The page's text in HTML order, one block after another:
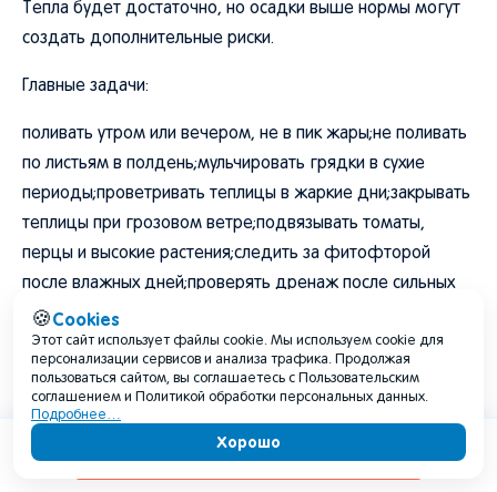
Тепла будет достаточно, но осадки выше нормы могут
создать дополнительные риски.
Главные задачи:
поливать утром или вечером, не в пик жары;не поливать
по листьям в полдень;мульчировать грядки в сухие
периоды;проветривать теплицы в жаркие дни;закрывать
теплицы при грозовом ветре;подвязывать томаты,
перцы и высокие растения;следить за фитофторой
после влажных дней;проверять дренаж после сильных
ливней;убирать поврежденные листья и плоды;не
оставлять сухую траву и мусор на участке;готовить
укрытия на случай града.
Для томатов, огурцов, перцев, баклажанов, кабачков,
винограда, ягодников и плодовых деревьев август
будет зависеть от чередования жары и влаги. Если ливни
Содержание
🍪Cookies
Этот сайт использует файлы cookie. Мы используем cookie для
персонализации сервисов и анализа трафика. Продолжая
пользоваться сайтом, вы соглашаетесь с Пользовательским
соглашением и Политикой обработки персональных данных.
Подробнее…
Хорошо